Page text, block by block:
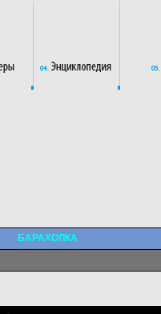
БАРАХОЛКА